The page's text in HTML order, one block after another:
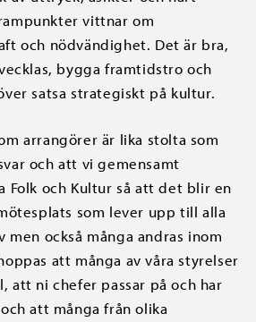
vittnar om
och nödvändighet. Det är bra,
bygga framtidstro och
satsa strategiskt på kultur.
arrangörer är lika stolta som
och att vi gemensamt
och Kultur så att det blir en
som lever upp till alla
men också många andras inom
att många av våra styrelser
att ni chefer passar på och har
att många från olika